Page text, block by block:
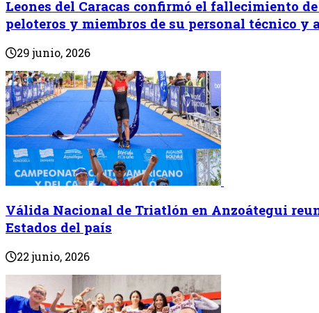
Leones del Caracas confirmó el fallecimiento
peloteros y miembros de su personal técnico
29 junio, 2026
Válida Nacional de Triatlón en Anzoátegui
Estados del país
22 junio, 2026